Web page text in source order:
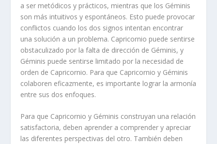
a ser metódicos y prácticos, mientras que los Géminis
son más intuitivos y espontáneos. Esto puede provocar
conflictos cuando los dos signos intentan encontrar
una solución a un problema. Capricornio puede sentirse
obstaculizado por la falta de dirección de Géminis, y
Géminis puede sentirse limitado por la necesidad de
orden de Capricornio. Para que Capricornio y Géminis
colaboren eficazmente, es importante lograr la armonía
entre sus dos enfoques.
Para que Capricornio y Géminis construyan una relación
satisfactoria, deben aprender a comprender y apreciar
las diferentes perspectivas del otro. También deben